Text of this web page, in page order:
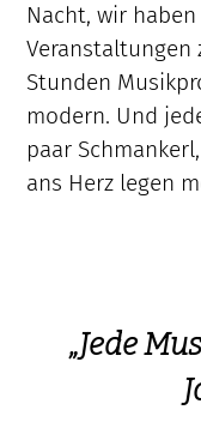
Nacht, wir
Veranstaltungen
Stunden
modern. Und
paar
ans Herz legen
„Jede